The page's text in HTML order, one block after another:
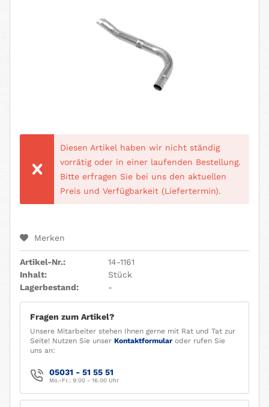
Diesen Artikel haben wir nicht ständig
vorrätig oder in einer laufenden Bestellung.
Bitte erfragen Sie bei uns den aktuellen
Preis und Verfügbarkeit (Liefertermin).
Merken
Artikel-Nr.:
14-1161
Inhalt:
Stück
Lagerbestand:
-
Fragen zum Artikel?
Unsere Mitarbeiter stehen Ihnen gerne mit Rat und Tat zur
Seite! Nutzen Sie unser Kontaktformular oder rufen Sie
uns an:
05031 - 51 55 51
Mo.-Fr.: 9:00 - 16.00 Uhr